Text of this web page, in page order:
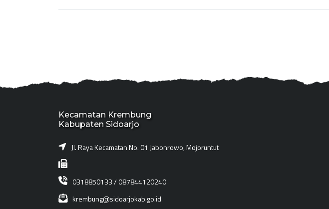
Kecamatan Krembung
Kabupaten Sidoarjo
Jl. Raya Kecamatan No. 01 Jabonrowo, Mojoruntut
0318850133 / 087844120240
krembung@sidoarjokab.go.id